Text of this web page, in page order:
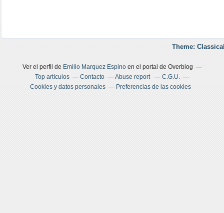
Theme:
Ver el perfil de Emilio Marquez Espinoen el portal de Overblog
Top artículos
Contacto Abuse report
C.G.U.
Cookies y datos personales
Preferencias de las cookies